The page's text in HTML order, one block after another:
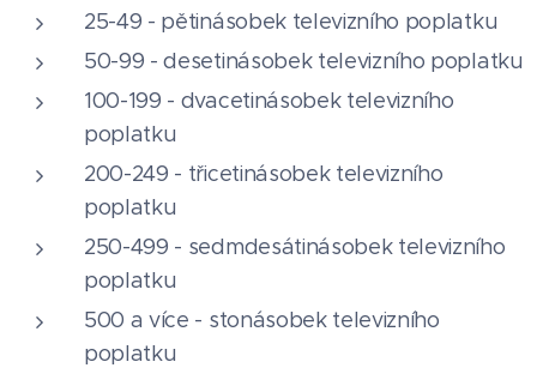
25-49 - pětinásobek televizního poplatku
50-99 - desetinásobek televizního poplatku
100-199 - dvacetinásobek televizního
poplatku
200-249 - třicetinásobek televizního
poplatku
250-499 - sedmdesátinásobek televizního
poplatku
500 a více - stonásobek televizního
poplatku